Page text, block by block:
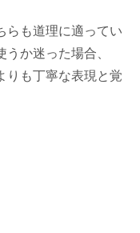
らも道理に適ってい
か迷った場合、
りも丁寧な表現と覚